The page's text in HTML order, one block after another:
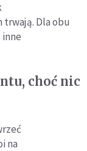
trwają. Dla obu
inne
choć nic
na